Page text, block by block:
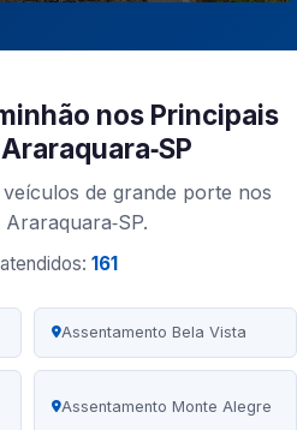
nos Principais
de grande porte nos
161
Assentamento Bela Vista
Assentamento Monte Alegre